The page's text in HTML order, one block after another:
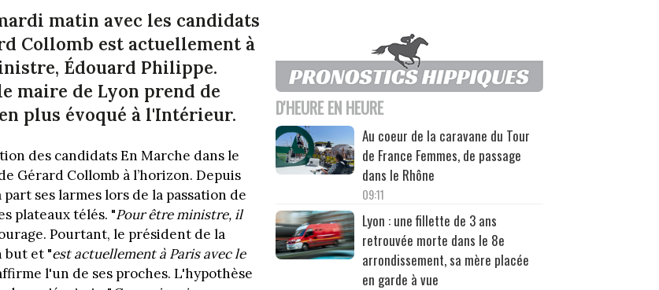
matin avec les candidats
Collomb est actuellement à
Édouard Philippe.
maire de Lyon prend de
plus évoqué à l'Intérieur.
des candidats En Marche dans le
Gérard Collomb à l’horizon. Depuis
ses larmes lors de la passation de
plateaux télés. "Pour être ministre, il
Pourtant, le président de la
but et "est actuellement à Paris avec le
l'un de ses proches. L'hypothèse
D'HEURE EN HEURE
Au coeur de la caravane du Tour
de France Femmes, de passage
dans le Rhône
09:11
Lyon : une fillette de 3 ans
retrouvée morte dans le 8e
arrondissement, sa mère placée
en garde à vue